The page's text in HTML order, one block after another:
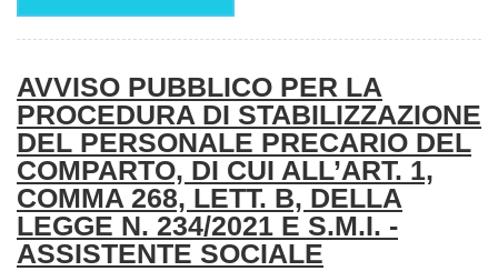
AVVISO PUBBLICO PER LA
PROCEDURA DI STABILIZZAZIONE
DEL PERSONALE PRECARIO DEL
COMPARTO, DI CUI ALL’ART. 1,
COMMA 268, LETT. B, DELLA
LEGGE N. 234/2021 E S.M.I. -
ASSISTENTE SOCIALE